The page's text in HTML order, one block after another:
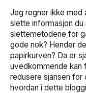
Jeg regner ikke med
slette informasjon
slettemetodene for
gode nok? Hender
papirkurven? Da er
uvedkommende kan
redusere sjansen
hvordan i dette